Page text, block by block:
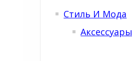
Стиль И Мода
Аксессуары